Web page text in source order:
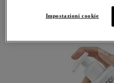
COMEImpostazioni cookie